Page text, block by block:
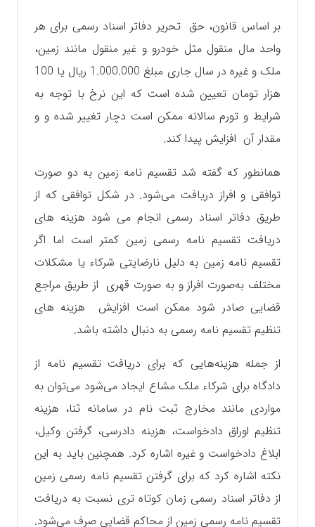
بر اساس قانون، حق تحریر دفاتر اسناد رسمی برای هر
واحد مال منقول مثل خودرو و غیر منقول مانند زمین،
ملک و غیره در سال جاری مبلغ 1.000.000 ریال یا 100
هزار تومان تعیین شده است که این نرخ با توجه به
شرایط و تورم سالانه ممکن است دچار تغییر شده و و
مقدار آن افزایش پیدا کند.
همانطور که گفته شد تقسیم نامه زمین به دو صورت
توافقی و افراز دریافت می‌شود. در شکل توافقی که از
طریق دفاتر اسناد رسمی انجام می شود هزینه های
دریافت تقسیم نامه رسمی زمین کمتر است اما اگر
تقسیم نامه زمین به دلیل نارضایتی شرکاء یا مشکلات
مختلف به‌صورت افراز و به صورت قهری از طریق مراجع
قضایی صادر شود ممکن است افزایش هزینه های
تنظیم تقسیم نامه رسمی به دنبال داشته باشد.
از جمله هزینه‌هایی که برای دریافت تقسیم نامه از
دادگاه برای شرکاء ملک مشاع ایجاد می‌شود می‌توان به
مواردی مانند مخارج ثبت نام در سامانه ثنا، هزینه
تنظیم اوراق دادخواست، هزینه دادرسی، گرفتن وکیل،
ابلاغ دادخواست و غیره اشاره کرد. همچنین باید به این
نکته اشاره کرد که برای گرفتن تقسیم نامه رسمی زمین
از دفاتر اسناد رسمی زمان کوتاه تری نسبت به دریافت
تقسیم نامه رسمی زمین از محاکم قضایی صرف می‌شود.